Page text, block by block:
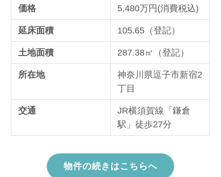
価格 5,480万円(消費税込)
延床面積 105.65（登記）
土地面積 287.38㎡（登記）
所在地
神奈川県逗子市新宿2
丁目
交通
JR横須賀線「鎌倉
駅」徒歩27分
物件の続きはこちらへ